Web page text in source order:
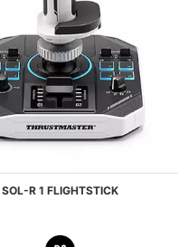
SOL-R 1 FLIGHTSTICK